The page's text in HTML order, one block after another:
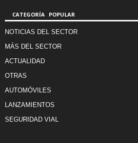
CATEGORÍA POPULAR
NOTICIAS DEL SECTOR
MÁS DEL SECTOR
ACTUALIDAD
OTRAS
AUTOMÓVILES
LANZAMIENTOS
SEGURIDAD VIAL